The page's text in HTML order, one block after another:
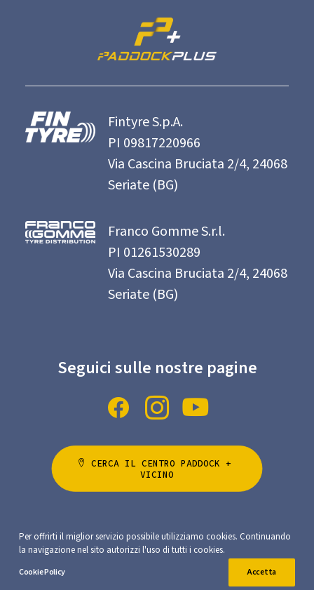
Fintyre S.p.A.
PI 09817220966
Via Cascina Bruciata 2/4, 24068
Seriate (BG)
Franco Gomme S.r.l.
PI 01261530289
Via Cascina Bruciata 2/4, 24068
Seriate (BG)
Seguici sulle nostre pagine
CERCA IL CENTRO PADDOCK +
VICINO
Per offrirti il miglior servizio possibile utilizziamo cookies. Continuando
la navigazione nel sito autorizzi l'uso di tutti i cookies.
Cookie Policy Accetta